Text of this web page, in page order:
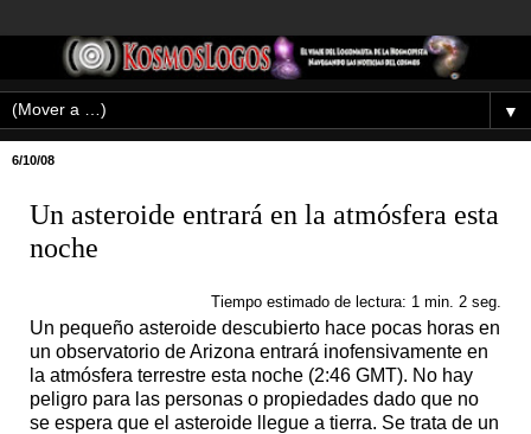
▼
6/10/08
Un asteroide entrará en la atmósfera esta
noche
Tiempo estimado de lectura: 1 min. 2 seg.
Un pequeño asteroide descubierto hace pocas horas en
un observatorio de Arizona entrará inofensivamente en
la atmósfera terrestre esta noche (2:46 GMT). No hay
peligro para las personas o propiedades dado que no
se espera que el asteroide llegue a tierra. Se trata de un